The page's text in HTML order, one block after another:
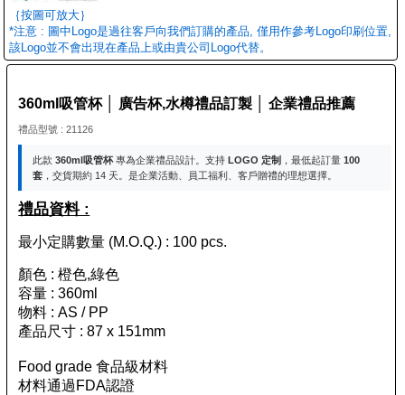
｛按圖可放大｝
*注意 : 圖中Logo是過往客戶向我們訂購的產品, 僅用作參考Logo印刷位置,
該Logo並不會出現在產品上或由貴公司Logo代替。
360ml吸管杯 │ 廣告杯,水樽禮品訂製 │ 企業禮品推薦
禮品型號 : 21126
此款 360ml吸管杯專為企業禮品設計。支持 LOGO 定制 ，最低起訂量 100
套，交貨期約 14 天。是企業活動、員工福利、客戶贈禮的理想選擇。
禮品資料 :
最小定購數量 (M.O.Q.) : 100 pcs.
顏色 : 橙色,綠色
容量 : 360ml
物料 : AS / PP
產品尺寸 : 87 x 151mm
Food grade 食品級材料
材料通過FDA認證